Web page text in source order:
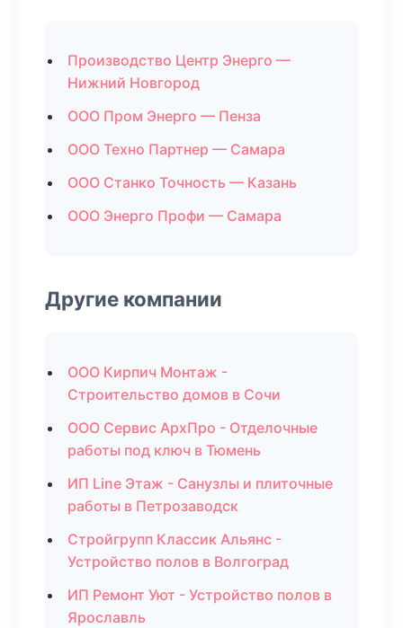
Производство Центр Энерго —
Нижний Новгород
ООО Пром Энерго — Пенза
ООО Техно Партнер — Самара
ООО Станко Точность — Казань
ООО Энерго Профи — Самара
Другие компании
ООО Кирпич Монтаж -
Строительство домов в Сочи
ООО Сервис АрхПро - Отделочные
работы под ключ в Тюмень
ИП Line Этаж - Санузлы и плиточные
работы в Петрозаводск
Стройгрупп Классик Альянс -
Устройство полов в Волгоград
ИП Ремонт Уют - Устройство полов в
Ярославль